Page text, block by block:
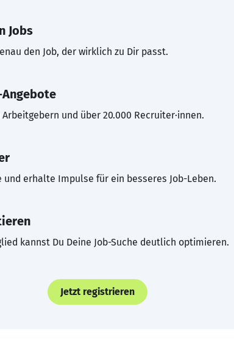
Jobs
den Job, der wirklich zu Dir passt.
und über 20.000 Recruiter·innen.
und erhalte Impulse für ein besseres Job-Leben.
kannst Du Deine Job-Suche deutlich optimieren.
Jetzt registrieren